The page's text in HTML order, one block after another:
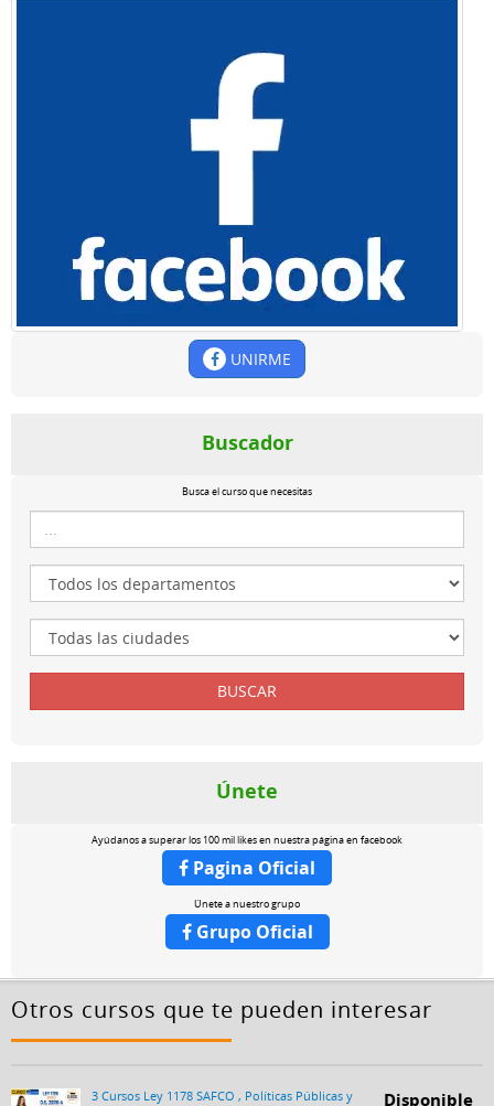
UNIRME
Buscador
Busca el curso que necesitas
Únete
Ayúdanos a superar los 100 mil likes en nuestra página en facebook
Pagina Oficial
Únete a nuestro grupo
Grupo Oficial
Otros cursos que te pueden interesar
3 Cursos Ley 1178 SAFCO , Políticas Públicas y
Disponible